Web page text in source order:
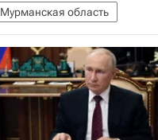
Мурманская область